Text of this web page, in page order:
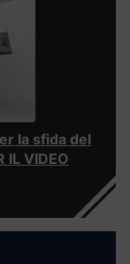
la sfida del
IL VIDEO